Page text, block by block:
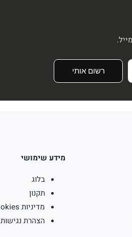
רשום אותי
מידע שימושי
בלוג
תקנון
מדיניות Cookies
הצהרת נגישות